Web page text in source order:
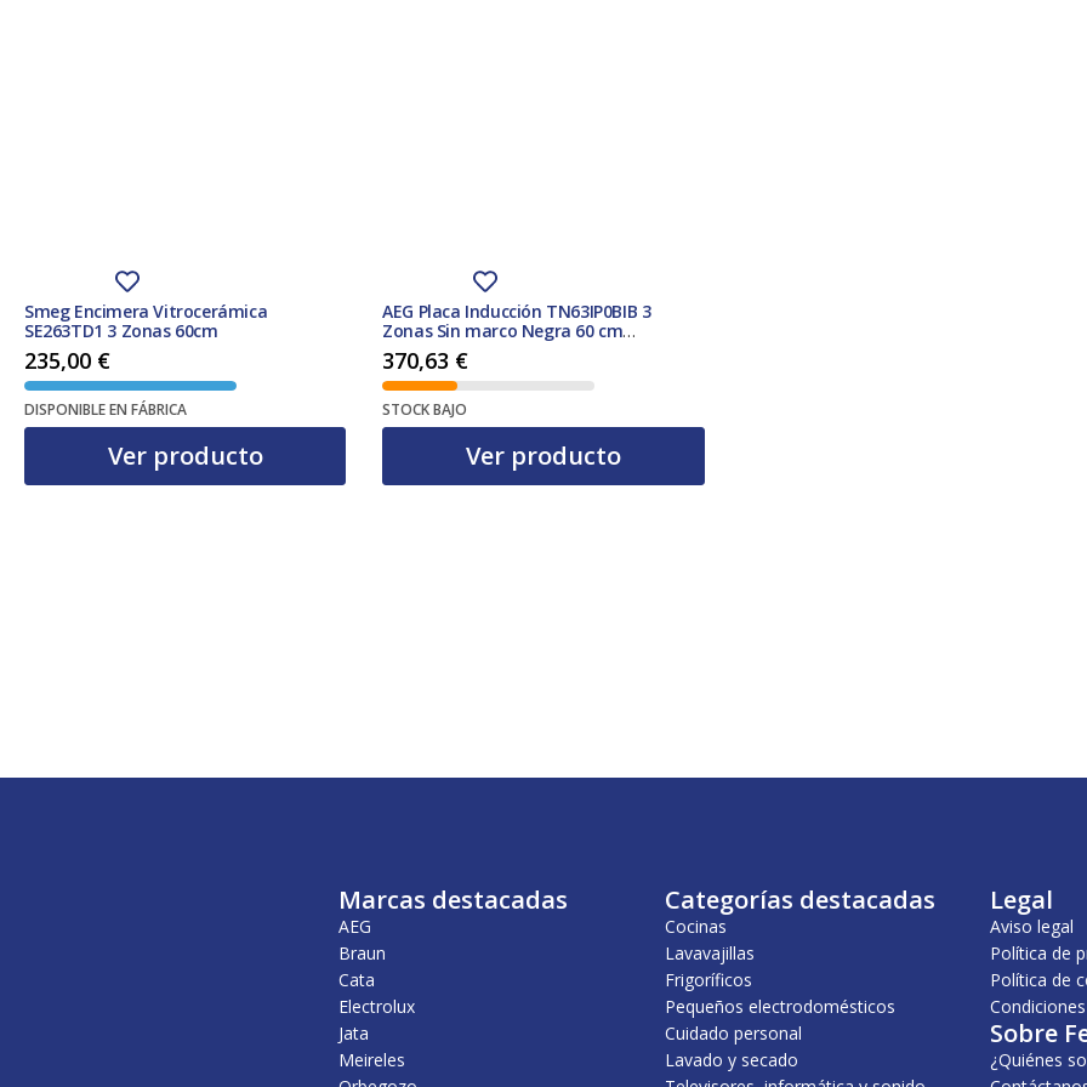
Smeg Encimera Vitrocerámica
SE263TD1 3 Zonas 60cm
235,00 €
DISPONIBLE EN FÁBRICA
Ver producto
AEG Placa Inducción TN63IP0BIB 3
Zonas Sin marco Negra 60 cm
Fast&PowerFul PowerBoost Hob2Hood
Temporizador Clase AEG‑5000
370,63 €
STOCK BAJO
Ver producto
Marcas destacadas
AEG
Braun
Cata
Electrolux
Jata
Meireles
Categorías destacadas
Cocinas
Lavavajillas
Frigoríficos
Pequeños electrodomésticos
Cuidado personal
Lavado y secado
Legal
Aviso legal
Política de
Política de
Sobre
¿Quiénes